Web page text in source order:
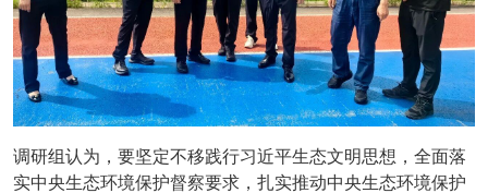
调研组认为，要坚定不移践行习近平生态文明思想，全面落
实中央生态环境保护督察要求，扎实推动中央生态环境保护